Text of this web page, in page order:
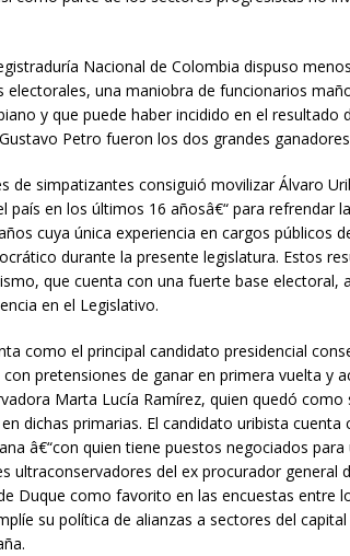
Nacional de Colombia dispuso
electorales, una maniobra de funcionarios
y que puede haber incidido en el resultado
Petro fueron los dos grandes
de simpatizantes consiguió movilizar Álvaro
país en los últimos 16 añosâ€“ para refrendar
cuya única experiencia en cargos públicos
durante la presente legislatura. Estos
que cuenta con una fuerte base electoral,
en el Legislativo.
como el principal candidato presidencial
pretensiones de ganar en primera vuelta y
Marta Lucía Ramírez, quien quedó
dichas primarias. El candidato uribista
â€“con quien tiene puestos negociados
ultraconservadores del ex procurador general
Duque como favorito en las encuestas entre
su política de alianzas a sectores del